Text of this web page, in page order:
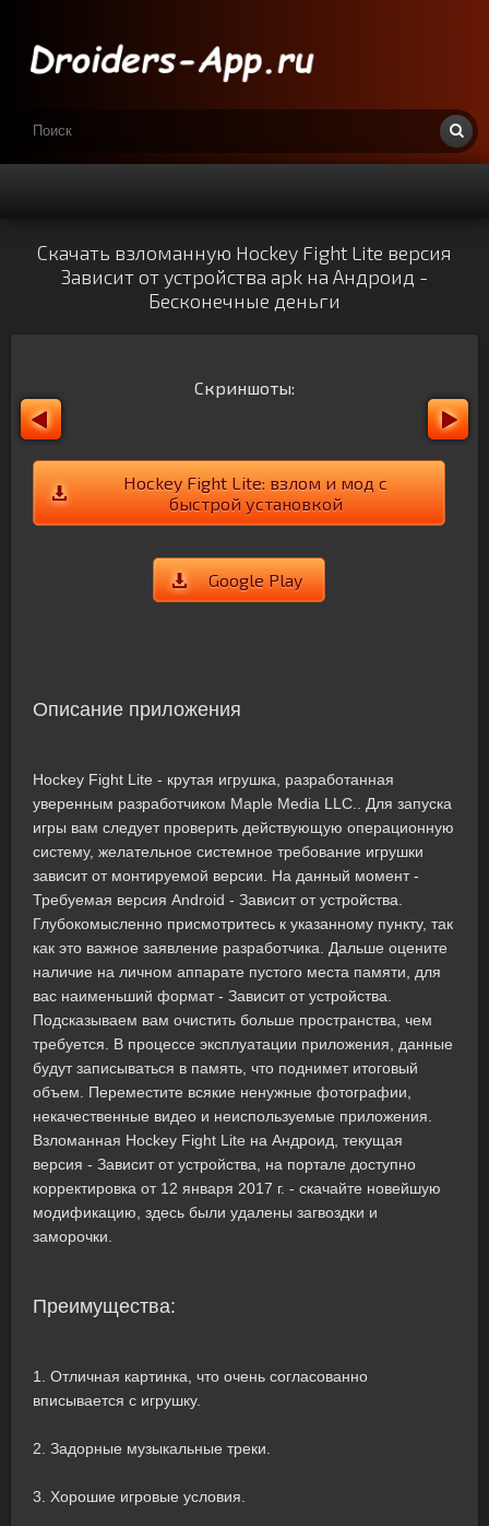
Скачать взломанную Hockey Fight Lite версия
Зависит от устройства apk на Андроид -
Бесконечные деньги
Скриншоты:
Hockey Fight Lite: взлом и мод с
быстрой установкой
Google Play
Описание приложения
Hockey Fight Lite - крутая игрушка, разработанная
уверенным разработчиком Maple Media LLC.. Для запуска
игры вам следует проверить действующую операционную
систему, желательное системное требование игрушки
зависит от монтируемой версии. На данный момент -
Требуемая версия Android - Зависит от устройства.
Глубокомысленно присмотритесь к указанному пункту, так
как это важное заявление разработчика. Дальше оцените
наличие на личном аппарате пустого места памяти, для
вас наименьший формат - Зависит от устройства.
Подсказываем вам очистить больше пространства, чем
требуется. В процессе эксплуатации приложения, данные
будут записываться в память, что поднимет итоговый
объем. Переместите всякие ненужные фотографии,
некачественные видео и неиспользуемые приложения.
Взломанная Hockey Fight Lite на Андроид, текущая
версия - Зависит от устройства, на портале доступно
корректировка от 12 января 2017 г. - скачайте новейшую
модификацию, здесь были удалены загвоздки и
заморочки.
Преимущества:
1. Отличная картинка, что очень согласованно
вписывается с игрушку.
2. Задорные музыкальные треки.
3. Хорошие игровые условия.